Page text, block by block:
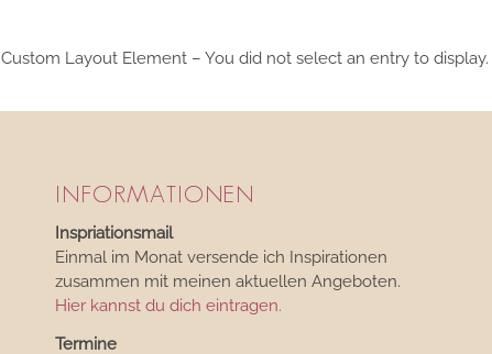
Custom Layout Element – You did not select an entry to display.
INFORMATIONEN
Inspriationsmail
Einmal im Monat versende ich Inspirationen
zusammen mit meinen aktuellen Angeboten.
Hier kannst du dich eintragen.
Termine